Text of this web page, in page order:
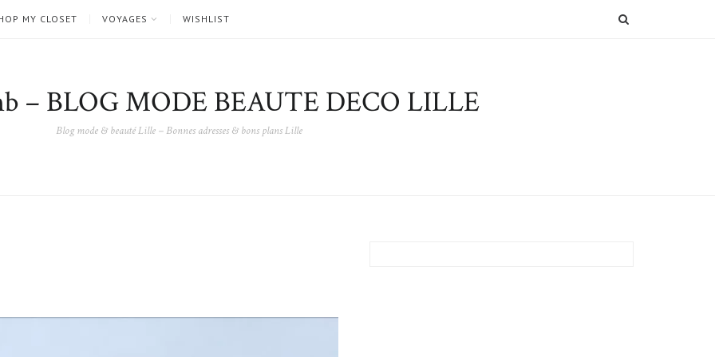
MY CLOSET VOYAGES WISHLIST
– BLOG MODE BEAUTE DECO LILLE
Blog mode & beauté Lille – Bonnes adresses & bons plans Lille